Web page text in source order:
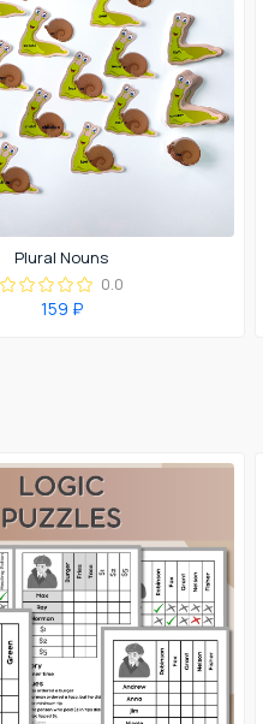
Plural Nouns
0.0
159 ₽